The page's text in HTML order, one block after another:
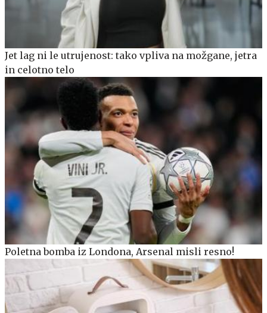
Jet lag ni le utrujenost: tako vpliva na možgane, jetra
in celotno telo
Poletna bomba iz Londona, Arsenal misli resno!